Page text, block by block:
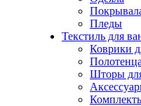
Пледы
Текстиль для
Коврики
Полотенца
Шторы